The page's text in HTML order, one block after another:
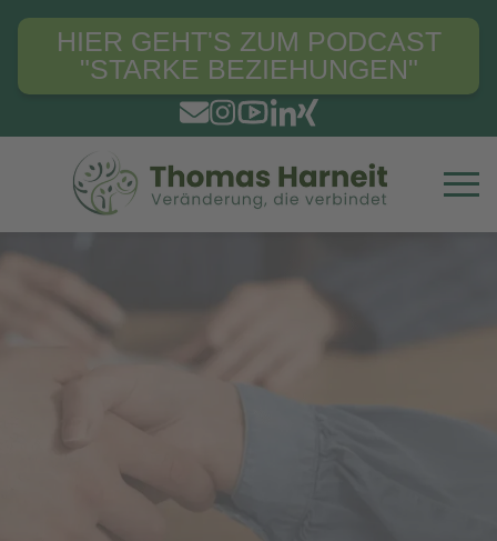
HIER GEHT'S ZUM PODCAST
"STARKE BEZIEHUNGEN"